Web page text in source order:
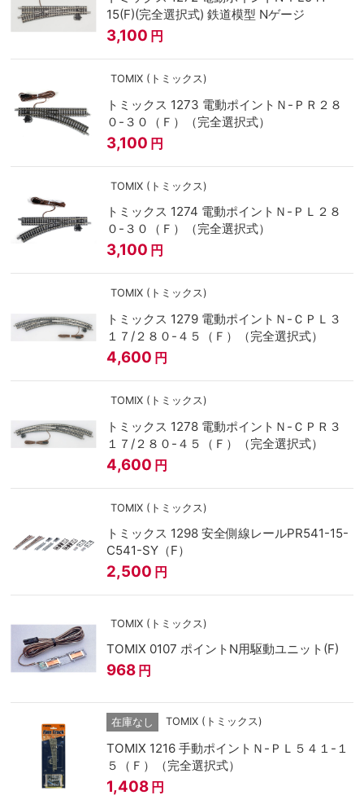
15(F)(完全選択式) 鉄道模型 Nゲージ
3,100 円
TOMIX (トミックス)
トミックス 1273 電動ポイントＮ-ＰＲ２８
０-３０（Ｆ）（完全選択式）
3,100 円
TOMIX (トミックス)
トミックス 1274 電動ポイントＮ-ＰＬ２８
０-３０（Ｆ）（完全選択式）
3,100 円
TOMIX (トミックス)
トミックス 1279 電動ポイントＮ-ＣＰＬ３
１７/２８０-４５（Ｆ）（完全選択式）
4,600 円
TOMIX (トミックス)
トミックス 1278 電動ポイントＮ-ＣＰＲ３
１７/２８０-４５（Ｆ）（完全選択式）
4,600 円
TOMIX (トミックス)
トミックス 1298 安全側線レールPR541-15-
C541-SY（F）
2,500 円
TOMIX (トミックス)
TOMIX 0107 ポイントN用駆動ユニット(F)
968 円
在庫なし TOMIX (トミックス)
TOMIX 1216 手動ポイントＮ-ＰＬ５４１-１
５（Ｆ）（完全選択式）
1,408 円